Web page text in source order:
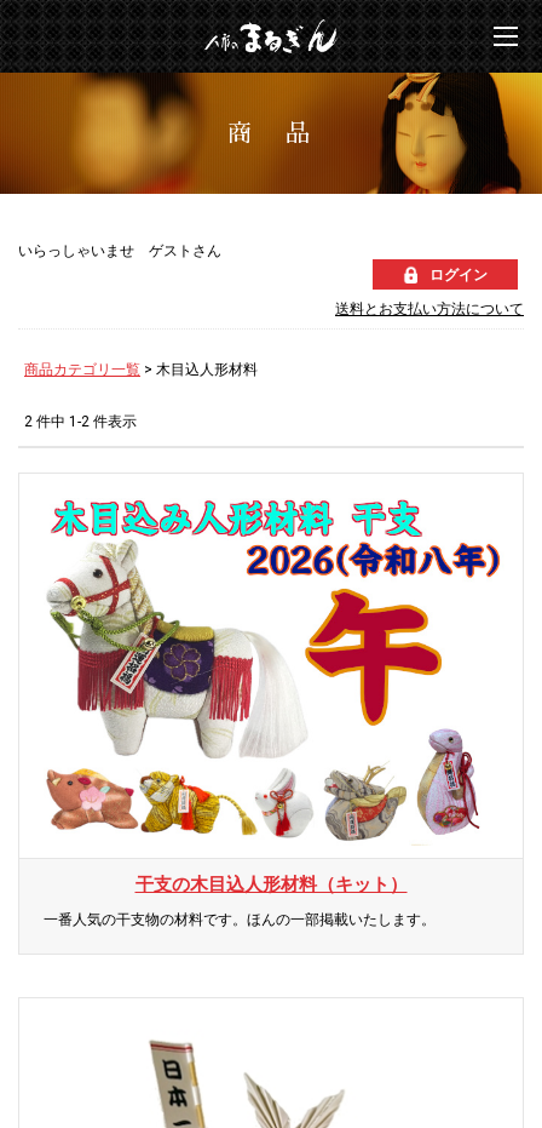
商 品
いらっしゃいませ ゲストさん
ログイン
送料とお支払い方法について
商品カテゴリ一覧 > 木目込人形材料
2 件中 1-2 件表示
干支の木目込人形材料（キット）
一番人気の干支物の材料です。ほんの一部掲載いたします。